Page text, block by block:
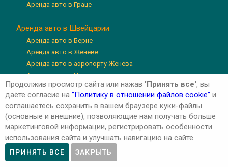
Аренда авто в Граце
Аренда авто в Швейцарии
Аренда авто в Берне
Аренда авто в Женеве
Аренда авто в аэропорту Женева
Аренда авто в Цюрихе
Аренда авто в аэропорту Цюрих
Аренда авто в Люцерне
Авторские права © 2026 'Авто-Аренда'
Privacy Policy
Cookie Policy
Продолжив просмотр сайта или нажав 'Принять все', вы
даёте согласие на ”Политику в отношении файлов cookie” и
соглашаетесь сохранить в вашем браузере куки-файлы
(основные и внешние), позволяющие нам получать больше
маркетинговой информации, регистрировать особенности
использования сайта и улучшать навигацию на сайте.
ПРИНЯТЬ ВСЕ ЗАКРЫТЬ